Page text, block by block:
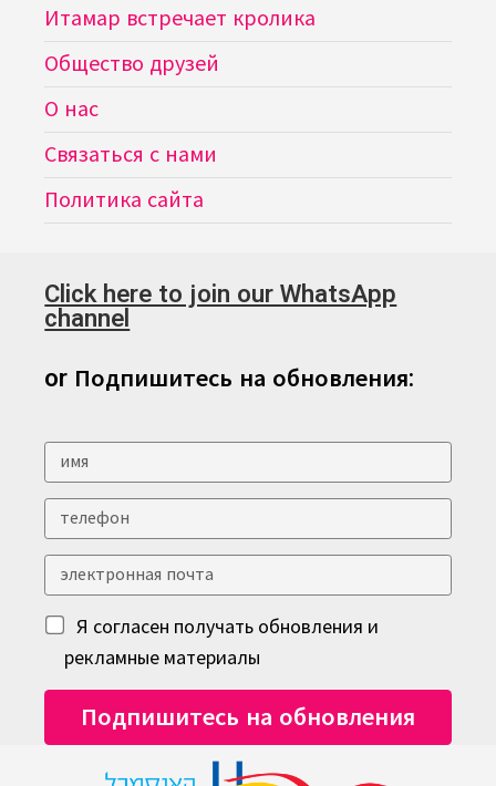
Итамар встречает кролика
Общество друзей
О нас
Связаться с нами
Политика сайта
Click here to join our WhatsApp
channel
or Подпишитесь на обновления:
Я согласен получать обновления и
рекламные материалы